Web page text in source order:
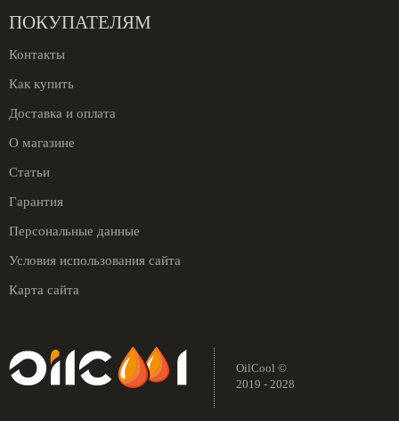
ПОКУПАТЕЛЯМ
Контакты
Как купить
Доставка и оплата
О магазине
Статьи
Гарантия
Персональные данные
Условия использования сайта
Карта сайта
OilCool ©
2019 - 2028